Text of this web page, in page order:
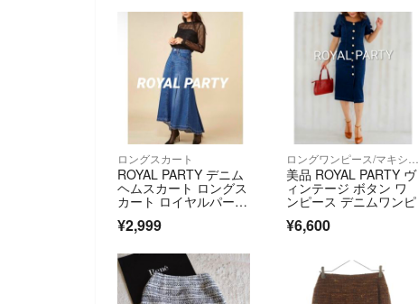
ロングスカート
ROYAL PARTY デニム
ヘムスカート ロングス
カート ロイヤルパーテ
¥2,999
美品 ROYAL PARTY ヴ
ィンテージ ボタン ワ
ンピース デニムワンピ
¥6,600